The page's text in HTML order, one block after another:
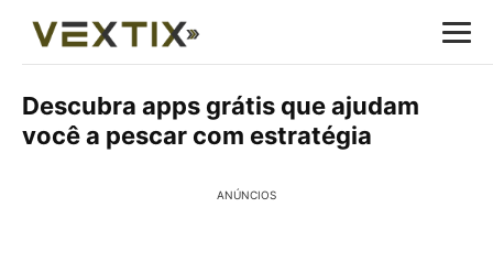
Descubra apps grátis que ajudam
você a pescar com estratégia
ANÚNCIOS